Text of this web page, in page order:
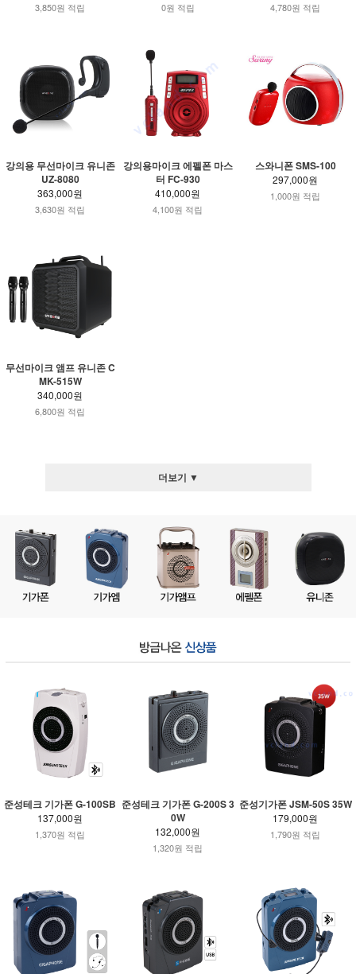
3,850원 적립 0원 적립 4,780원 적립
강의용 무선마이크 유니존
UZ-8080
363,000원
3,630원 적립
강의용마이크 에펠폰 마스
터 FC-930
410,000원
4,100원 적립
스와니폰 SMS-100
297,000원
1,000원 적립
무선마이크 앰프 유니존 C
MK-515W
340,000원
6,800원 적립
더보기 ▼
준성테크 기가폰 G-100SB
137,000원
1,370원 적립
준성테크 기가폰 G-200S 3
0W
132,000원
1,320원 적립
준성기가폰 JSM-50S 35W
179,000원
1,790원 적립